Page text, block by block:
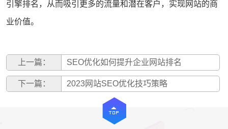
引擎排名，从而吸引更多的流量和潜在客户，实现网站的商
业价值。
上一篇： SEO优化如何提升企业网站排名
下一篇： 2023网站SEO优化技巧策略